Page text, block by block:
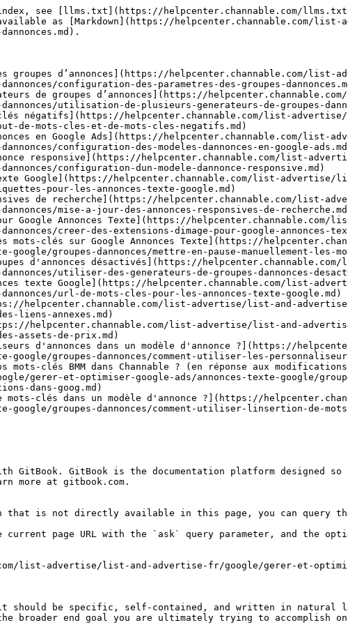
see [llms.txt](https://helpcenter.channable.com/
as [Markdown](https://helpcenter.channable.com/
groupes d’annonces](https://helpcenter.channable.com/
configuration-des-parametres-des-groupes-
de groupes d’annonces](https://
utilisation-de-plusieurs-generateurs-de-groupes-
négatifs](https://helpcenter.channable.com/list-
de-mots-cles-et-de-mots-cles-negatifs.md)
en Google Ads](https://helpcenter.channable.com/
configuration-des-modeles-dannonces-en-google-
responsive](https://helpcenter.channable.com/list-
configuration-dun-modele-dannonce-responsive.md)
Google](https://helpcenter.channable.com/list-advertise/
pour-les-annonces-texte-google.md)
de recherche](https://helpcenter.channable.com/list-
mise-a-jour-des-annonces-responsives-de-
Google Annonces Texte](https://
creer-des-extensions-dimage-pour-google-annonces-
mots-clés sur Google Annonces Texte](https://
google/groupes-dannonces/mettre-en-pause-manuellement-les-
d'annonces désactivés](https://
utiliser-des-generateurs-de-groupes-dannonces-
texte Google](https://helpcenter.channable.com/list-
url-de-mots-cles-pour-les-annonces-texte-google.md)
helpcenter.channable.com/list-advertise/list-and-
liens-annexes.md)
helpcenter.channable.com/list-advertise/list-and-
assets-de-prix.md)
d'annonces dans un modèle d'annonce ?](https://
google/groupes-dannonces/comment-utiliser-les-
mots-clés BMM dans Channable ? (en réponse aux
gerer-et-optimiser-google-ads/annonces-texte-google/
dans-goog.md)
clés dans un modèle d'annonce ?](https://
google/groupes-dannonces/comment-utiliser-linsertion-de-mots-
GitBook. GitBook is the documentation platform designed
more at gitbook.com.
is not directly available in this page, you can query the
current page URL with the `ask` query parameter, and the
list-advertise/list-and-advertise-fr/google/gerer-et-
should be specific, self-contained, and written in natural
broader end goal you are ultimately trying to accomplish